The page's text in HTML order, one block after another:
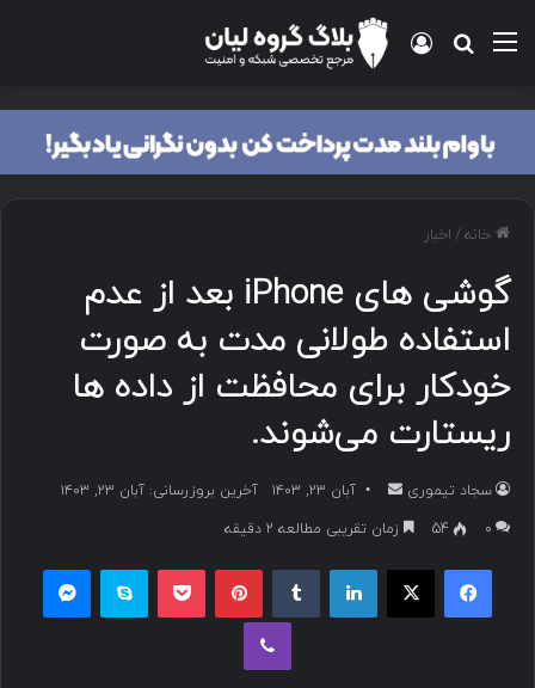
منو جستجو برای
ورود
خانه/ اخبار
گوشی های iPhone بعد از عدم
استفاده طولانی مدت به صورت
خودکار برای محافظت از داده ها
ریستارت می‌شوند.
سجاد تیموری
ر
ا
آبان ۲۳, ۱۴۰۳
آخرین بروزرسانی: آبان ۲۳, ۱۴۰۳
۰
54 زمان تقریبی مطالعه 2 دقیقه
فیسبوک ایکس لینکداین پینتریست پاکت اسکایپ
وایبر